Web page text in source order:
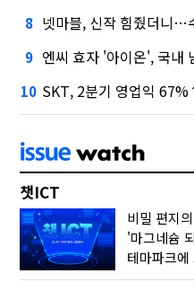
8 넷마블, 신작 힘줬더니…
9 엔씨 효자 '아이온', 국내
10 SKT, 2분기 영업익
챗ICT
비밀 편지